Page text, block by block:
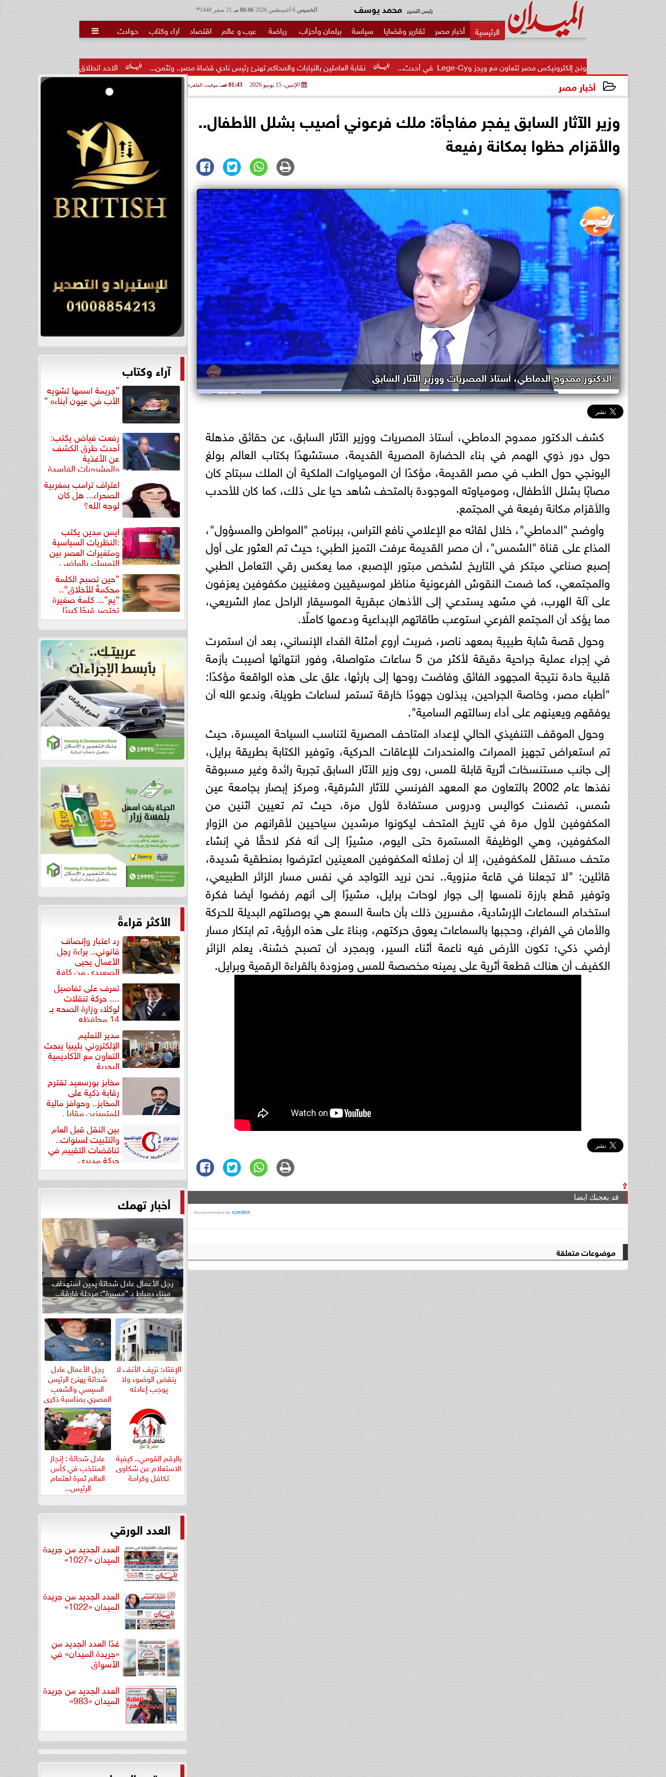
الخميس 08:06 مـ هـ رئيس التحرير محمد يوسف
أخبار مصر تقارير وقضايا سياسة برلمان وأحزاب رياضة عرب و عالم اقتصاد آراء وكتاب حوادث 
الاحد انطلاق  المرحلة الاولى لمشروع نيابي بحزب الوعي نقابة العاملين بالنيابات والمحاكم تهنئ رئيس نادي قضاة مصر.. وتثمن... سامسونج إلكترونيكس مصر تتعاون مع ويجز وLege-Cy  في أحدث...
أخبار مصر الإثنين، 15 يونيو 2026 01:43 صـ بتوقيت القاهرة
وزير الآثار السابق يفجر مفاجأة: ملك فرعوني أصيب بشلل الأطفال..
والأقزام حظوا بمكانة رفيعة
الدكتور ممدوح الدماطي، أستاذ المصريات ووزير الآثار السابق
كشف الدكتور ممدوح الدماطي، أستاذ المصريات ووزير الآثار السابق، عن حقائق مذهلة
حول دور ذوي الهمم في بناء الحضارة المصرية القديمة، مستشهدًا بكتاب العالم بولغ
اليونجي حول الطب في مصر القديمة، مؤكدًا أن المومياوات الملكية أن الملك سبتاح كان
مصابًا بشلل الأطفال، ومومياوته الموجودة بالمتحف شاهد حيا على ذلك، كما كان للأحدب
والأقزام مكانة رفيعة في المجتمع.
وأوضح "الدماطي"، خلال لقائه مع الإعلامي نافع التراس، ببرنامج "المواطن والمسؤول"،
المذاع على قناة "الشمس"، أن مصر القديمة عرفت التميز الطبي؛ حيث تم العثور على أول
إصبع صناعي مبتكر في التاريخ لشخص مبتور الإصبع، مما يعكس رقي التعامل الطبي
والمجتمعي، كما ضمت النقوش الفرعونية مناظر لموسيقيين ومغنيين مكفوفين يعزفون
على آلة الهرب، في مشهد يستدعي إلى الأذهان عبقرية الموسيقار الراحل عمار الشريعي،
مما يؤكد أن المجتمع الفرعي استوعب طاقاتهم الإبداعية ودعمها كاملًا.
وحول قصة شابة طبيبة بمعهد ناصر، ضربت أروع أمثلة الفداء الإنساني، بعد أن استمرت
في إجراء عملية جراحية دقيقة لأكثر من 5 ساعات متواصلة، وفور انتهائها أصيبت بأزمة
قلبية حادة نتيجة المجهود الفائق وفاضت روحها إلى بارئها، علق على هذه الواقعة مؤكدًا:
"أطباء مصر، وخاصة الجراحين، يبذلون جهودًا خارقة تستمر لساعات طويلة، وندعو الله أن
يوفقهم ويعينهم على أداء رسالتهم السامية".
وحول الموقف التنفيذي الحالي لإعداد المتاحف المصرية لتناسب السياحة الميسرة، حيث
تم استعراض تجهيز الممرات والمنحدرات للإعاقات الحركية، وتوفير الكتابة بطريقة برايل،
إلى جانب مستنسخات أثرية قابلة للمس، روى وزير الآثار السابق تجربة رائدة وغير مسبوقة
نفذها عام 2002 بالتعاون مع المعهد الفرنسي للآثار الشرقية، ومركز إبصار بجامعة عين
شمس، تضمنت كواليس ودروس مستفادة لأول مرة، حيث تم تعيين اثنين من
المكفوفين لأول مرة في تاريخ المتحف ليكونوا مرشدين سياحيين لأقرانهم من الزوار
المكفوفين، وهي الوظيفة المستمرة حتى اليوم، مشيرًا إلى أنه فكر لاحقًا في إنشاء
متحف مستقل للمكفوفين، إلا أن زملائه المكفوفين المعينين اعترضوا بمنطقية شديدة،
قائلين: "لا تجعلنا في قاعة منزوية.. نحن نريد التواجد في نفس مسار الزائر الطبيعي،
وتوفير قطع بارزة نلمسها إلى جوار لوحات برايل، مشيرًا إلى أنهم رفضوا أيضا فكرة
استخدام السماعات الإرشادية، مفسرين ذلك بأن حاسة السمع هي بوصلتهم البديلة للحركة
والأمان في الفراغ، وحجبها بالسماعات يعوق حركتهم، وبناءً على هذه الرؤية، تم ابتكار مسار
أرضي ذكي؛ تكون الأرض فيه ناعمة أثناء السير، وبمجرد أن تصبح خشنة، يعلم الزائر
الكفيف أن هناك قطعة أثرية على يمينه مخصصة للمس ومزودة بالقراءة الرقمية وبرايل.
⇧
قد يعجبك ايضا
موضوعات متعلقة
آراء وكتاب
”جريمة اسمها تشويه
الأب في عيون أبناءه ”
رفعت فياض يكتب:
أحدث طرق الكشف
عن الأغذية
والمشروبات الفاسدة
اعتراف ترامب بمغربية
الصحراء... هل كان
لوجه الله؟
ايمن مدين يكتب
:النظريات السياسية
ومتغيرات العصر بين
التمسك بالماضي
ومواجهة تحديات...”حين تصبح الكلمة
محكمةً للأخلاق”..
”يع”... كلمة صغيرة
تختصر قبحًا كبيرًا
الأكثر قراءةً
رد اعتبار وإنصاف
قانوني.. براءة رجل
الأعمال يحيى
الصعيدي من كافة
التهم... تعرف على تفاصيل
.... حركة تنقلات
لوكلاء وزارة الصحه بـ
14 محافظه
مدير التعليم
الإلكتروني بليبيا يبحث
التعاون مع الأكاديمية
البحرية
مخابز بورسعيد تقترح
رقابة ذكية على
المخابز.. وحوافز مالية
للمتميزين مقابل
بين النقل قبل العام
والتثبيت لسنوات..
تناقضات التقييم في
حركة مديري
”مستشفيات...
أخبار تهمك
رجل الأعمال عادل شحاتة يدين استهداف
ميناء دمياط بـ ”مسيرة”: مرحلة فارقة...
الإفتاء: نزيف الأنف لا
ينقض الوضوء ولا
يوجب إعادته
رجل الأعمال عادل
شحاتة يهنئ الرئيس
السيسي والشعب
المصري بمناسبة ذكرى
ثورة...
بالرقم القومي.. كيفية
الاستعلام عن شكاوى
تكافل وكرامة
عادل شحاتة : إنجاز
المنتخب في كأس
العالم ثمرة اهتمام
الرئيس...
العدد الورقي
العدد الجديد من جريدة
الميدان «1027»
العدد الجديد من جريدة
الميدان «1022»
غدًا العدد الجديد من
«جريدة الميدان» في
الأسواق
العدد الجديد من جريدة
الميدان «983»